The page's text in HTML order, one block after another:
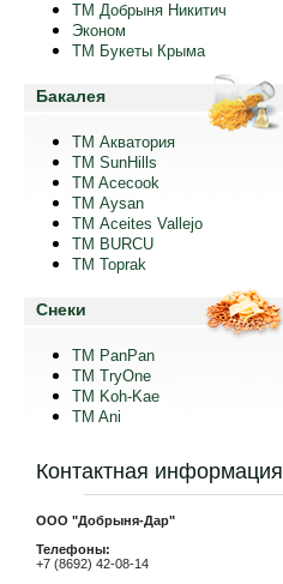
ТМ Добрыня Никитич
Эконом
ТМ Букеты Крыма
Бакалея
ТМ Акватория
ТМ SunHills
TM Acecook
ТМ Aysan
ТМ Aceites Vallejo
TM BURCU
TM Toprak
Снеки
TM PanPan
ТМ TryOne
ТМ Koh-Kae
TM Ani
Контактная информация
ООО "Добрыня-Дар"
Телефоны:
+7 (8692) 42-08-14